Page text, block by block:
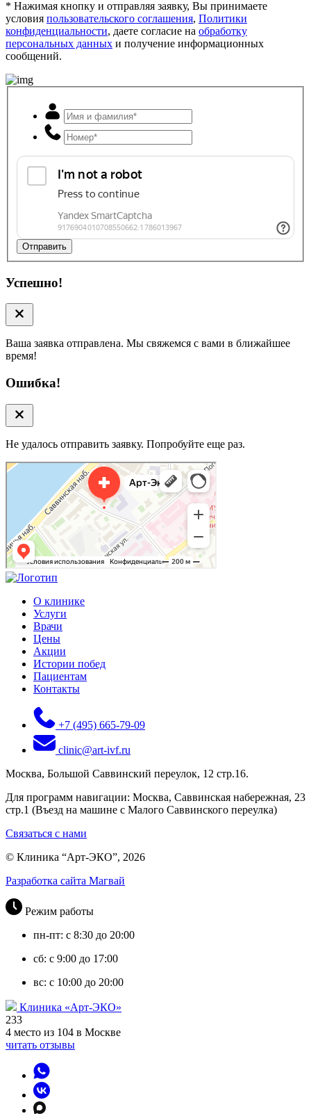
* Нажимая кнопку и отправляя заявку, Вы принимаете
условия пользовательского соглашения, Политики
конфиденциальности, даете согласие на обработку
персональных данных и получение информационных
сообщений.
Отправить
Успешно!
Ваша заявка отправлена. Мы свяжемся с вами в ближайшее
время!
Ошибка!
Не удалось отправить заявку. Попробуйте еще раз.
Арт-Эко
Медцентр, клиника в Москве
Гинекологическая клиника в Москве
О клинике
Услуги
Врачи
Цены
Акции
Истории побед
Пациентам
Контакты
+7 (495) 665-79-09
clinic@art-ivf.ru
Москва, Большой Саввинский переулок, 12 стр.16.
Для программ навигации: Москва, Саввинская набережная, 23
стр.1 (Въезд на машине с Малого Саввинского переулка)
Связаться с нами
© Клиника “Арт-ЭКО”, 2026
Разработка сайта Магвай
Режим работы
пн-пт: с 8:30 до 20:00
сб: с 9:00 до 17:00
вс: с 10:00 до 20:00
Клиника «Арт-ЭКО»
233
4 место из 104 в Москве
читать отзывы